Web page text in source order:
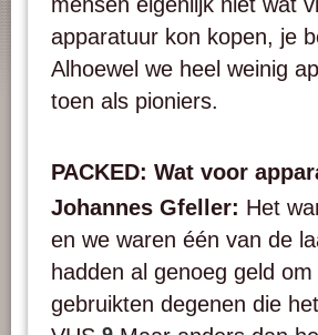
apparatuur kon kopen, je
Alhoewel we heel weinig
toen als pioniers.
PACKED: Wat voor
Johannes Gfeller: Het
en we waren één van de
hadden al genoeg geld
gebruikten degenen die